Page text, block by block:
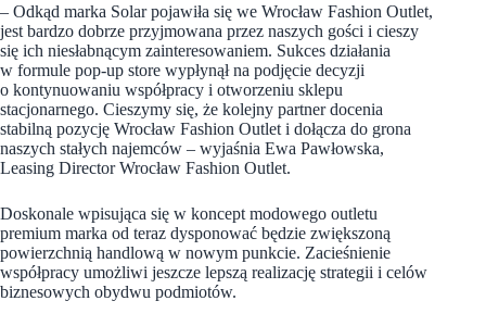
– Odkąd marka Solar pojawiła się we Wrocław Fashion Outlet,
jest bardzo dobrze przyjmowana przez naszych gości i cieszy
się ich niesłabnącym zainteresowaniem. Sukces działania
w formule pop-up store wypłynął na podjęcie decyzji
o kontynuowaniu współpracy i otworzeniu sklepu
stacjonarnego. Cieszymy się, że kolejny partner docenia
stabilną pozycję Wrocław Fashion Outlet i dołącza do grona
naszych stałych najemców – wyjaśnia Ewa Pawłowska,
Leasing Director Wrocław Fashion Outlet.
Doskonale wpisująca się w koncept modowego outletu
premium marka od teraz dysponować będzie zwiększoną
powierzchnią handlową w nowym punkcie. Zacieśnienie
współpracy umożliwi jeszcze lepszą realizację strategii i celów
biznesowych obydwu podmiotów.